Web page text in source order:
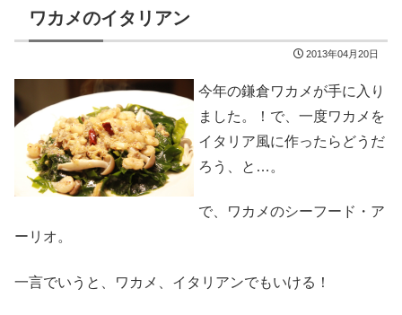
ワカメのイタリアン
2013年04月20日
今年の鎌倉ワカメが手に入り
ました。！で、一度ワカメを
イタリア風に作ったらどうだ
ろう、と…。
で、ワカメのシーフード・ア
ーリオ。
一言でいうと、ワカメ、イタリアンでもいける！